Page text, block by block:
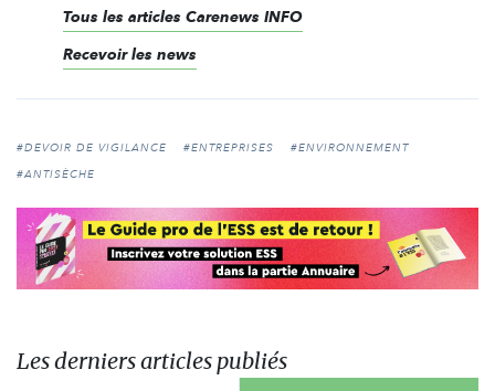
Tous les articles Carenews INFO
Recevoir les news
#DEVOIR DE VIGILANCE #ENTREPRISES
#ENVIRONNEMENT
#ANTISÈCHE
Les derniers articles publiés